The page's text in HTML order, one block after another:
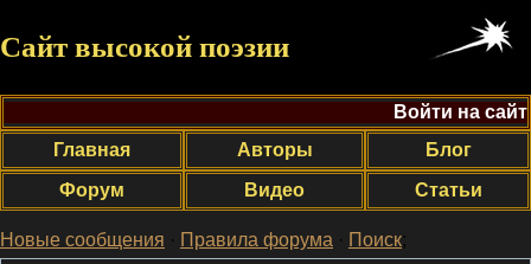
Сайт высокой поэзии
Войти на сайт
Главная
Авторы
Блог
Форум
Видео Статьи
Новые сообщения · Правила форума · Поиск;